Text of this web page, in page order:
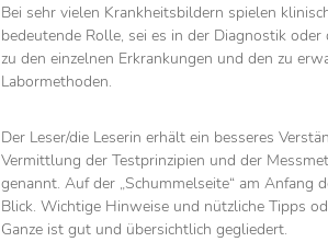
Bei sehr vielen Krankheitsbildern spielen
bedeutende Rolle, sei es in der Diagnostik
zu den einzelnen Erkrankungen und den zu
Labormethoden.
Der Leser/die Leserin erhält ein besseres
Vermittlung der Testprinzipien und der
genannt. Auf der „Schummelseite“ am Anfang
Blick. Wichtige Hinweise und nützliche Tipps
Ganze ist gut und übersichtlich gegliedert.